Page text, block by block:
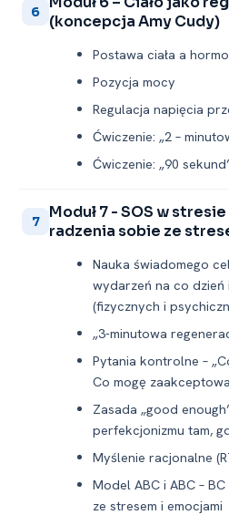
6
(koncepcja Amy Cudy)
Postawa ciała a
Pozycja mocy
Regulacja napięcia
Ćwiczenie: „2 –
Ćwiczenie: „90
7
Moduł 7 -⁠ SOS w
radzenia sobie ze
Nauka świadomego
wydarzeń na co
(fizycznych i
„3-minutowa
Pytania kontrolne –
Co mogę
Zasada „good
perfekcjonizmu tam,
Myślenie racjonalne
Model ABC i ABC –
ze stresem i emocjami